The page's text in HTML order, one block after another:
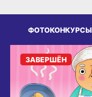
ФОТОКОНКУРСЫ
ЗАВЕРШЁН